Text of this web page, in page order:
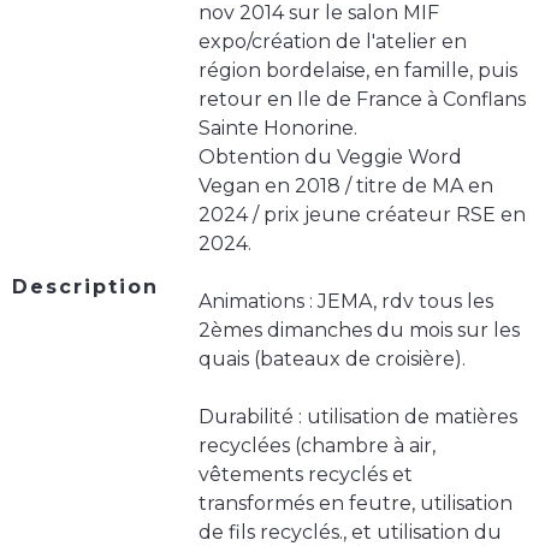
Description
nov 2014 sur le salon MIF
expo/création de l'atelier en
région bordelaise, en famille, puis
retour en Ile de France à Conflans
Sainte Honorine.
Obtention du Veggie Word
Vegan en 2018 / titre de MA en
2024 / prix jeune créateur RSE en
2024.
Animations : JEMA, rdv tous les
2èmes dimanches du mois sur les
quais (bateaux de croisière).
Durabilité : utilisation de matières
recyclées (chambre à air,
vêtements recyclés et
transformés en feutre, utilisation
de fils recyclés., et utilisation du